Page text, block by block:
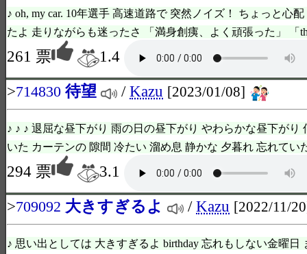
♪ oh, my car. 10年選手 高速道路で 突然ノイズ！ ちょっと心
たよ 走りながらも迷ったさ 「満身創痍、よく頑張った」 「
261 票
1.4
>714830 待望 /Kazu [2023/01/08]
♪ ♪ ♪ 退屈な昼下がり 雨の日の昼下がり やわらかな昼下がり
いた カーテンの 隙間 冷たい 溜め息 静かな 夕暮れ 忘れてい
294 票
3.1
>709092 大きすぎるよ /Kazu [2022/11/
♪ 思い出としては 大きすぎるよ birthday 忘れもしない金曜日